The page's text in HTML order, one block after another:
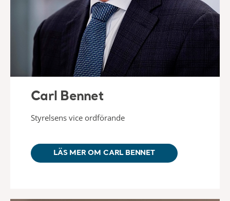
Carl Bennet
Styrelsens vice ordförande
LÄS MER OM CARL BENNET